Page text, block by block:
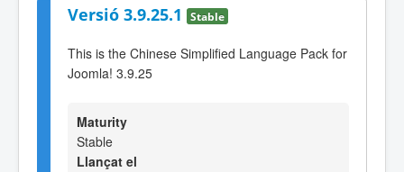
Versió 3.9.25.1 Stable
This is the Chinese Simplified Language Pack for
Joomla! 3.9.25
Maturity
Stable
Llançat el